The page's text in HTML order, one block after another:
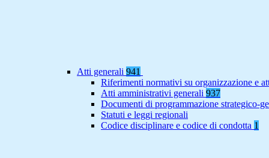
Atti generali 941
Riferimenti normativi su organizzazione e
Atti amministrativi generali 937
Documenti di programmazione strategico-
Statuti e leggi regionali
Codice disciplinare e codice di condotta 1